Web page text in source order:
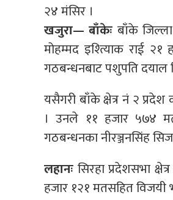
२४ मंसिर ।
खजुरा— बाँकेः बाँके
मोहम्मद इश्त्यिाक राई
गठबन्धनबाट पशुपति दयाल
यसैगरी बाँके क्षेत्र नं २
। उनले ११ हजार ५७४ मत
गठबन्धनका नीरञ्जनसिंह
लहानः सिरहा प्रदेशसभा
हजार १२१ मतसहित विजयी